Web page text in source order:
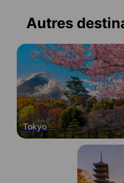
Autres
Tokyo